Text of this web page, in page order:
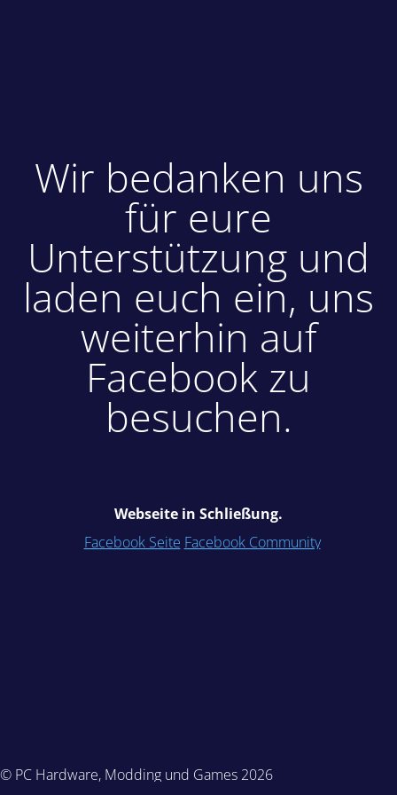
Wir bedanken uns
für eure
Unterstützung und
laden euch ein, uns
weiterhin auf
Facebook zu
besuchen.
Webseite in Schließung.
Facebook Seite Facebook Community
© PC Hardware, Modding und Games 2026